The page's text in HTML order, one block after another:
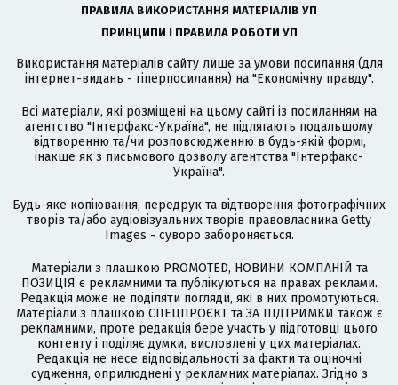
ПРАВИЛА ВИКОРИСТАННЯ МАТЕРІАЛІВ УП
ПРИНЦИПИ І ПРАВИЛА РОБОТИ УП
Використання матеріалів сайту лише за умови посилання (для
інтернет-видань - гіперпосилання) на "Економічну правду".
Всі матеріали, які розміщені на цьому сайті із посиланням на
агентство "Інтерфакс-Україна", не підлягають подальшому
відтворенню та/чи розповсюдженню в будь-якій формі,
інакше як з письмового дозволу агентства "Інтерфакс-
Україна".
Будь-яке копіювання, передрук та відтворення фотографічних
творів та/або аудіовізуальних творів правовласника Getty
Images - суворо забороняється.
Матеріали з плашкою PROMOTED, НОВИНИ КОМПАНІЙ та
ПОЗИЦІЯ є рекламними та публікуються на правах реклами.
Редакція може не поділяти погляди, які в них промотуються.
Матеріали з плашкою СПЕЦПРОЄКТ та ЗА ПІДТРИМКИ також є
рекламними, проте редакція бере участь у підготовці цього
контенту і поділяє думки, висловлені у цих матеріалах.
Редакція не несе відповідальності за факти та оціночні
судження, оприлюднені у рекламних матеріалах. Згідно з